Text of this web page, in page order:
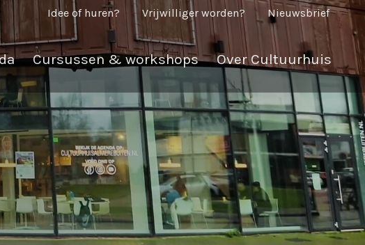
Idee of huren? Vrijwilliger worden? Nieuwsbrief
Cursussen & workshops Over Cultuurhuis